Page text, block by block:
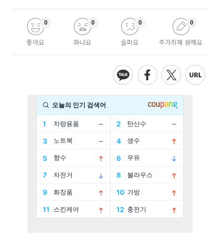
좋아요
0
화나요
0
슬퍼요
0
추가취재 원해요
0